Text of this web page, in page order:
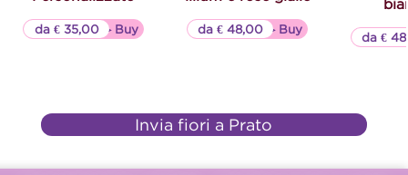
▷▷ Buy
da € 35,00 ▷▷ Buy
da € 48,00
da €
Invia fiori a Prato